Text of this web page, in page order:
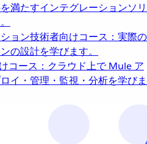
満たすインテグレーションソリ
ョン技術者向けコース：実際の
の設計を学びます。
コース：クラウド上で Mule ア
イ・管理・監視・分析を学びま